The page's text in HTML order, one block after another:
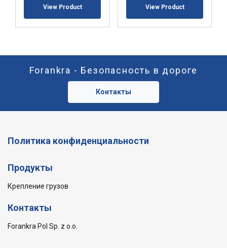
View Product View Product
Forankra - Безопасность в дороге
Контакты
Политика конфиденциальности
Продукты
Крепление грузов
Контакты
Forankra Pol Sp. z o.o.